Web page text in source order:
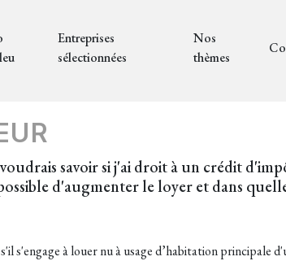
Entreprises
sélectionnées
Nos
thèmes
savoir si j'ai droit à un crédit
d'augmenter le loyer et dans
à louer nu à usage d’habitation principale